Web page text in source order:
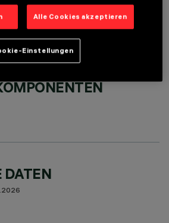
installieren und zu betreiben, muss eines der erforderlichen
DATEN
Alle Cookies akzeptieren
Einstellungen